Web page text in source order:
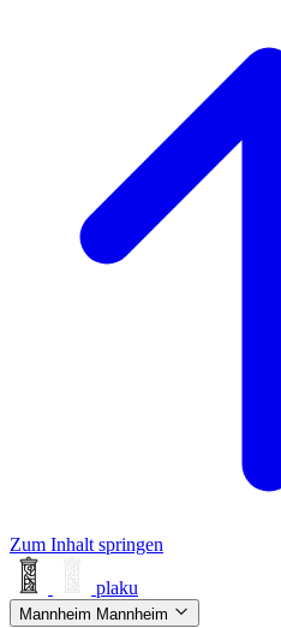
Zum Inhalt springen
plaku
Mannheim Mannheim